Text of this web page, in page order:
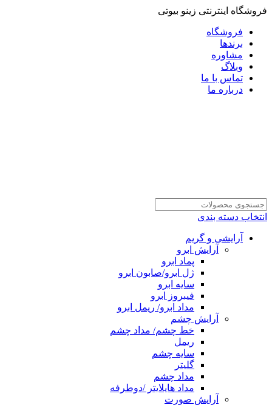
فروشگاه اینترنتی زینو بیوتی
فروشگاه
برندها
مشاوره
وبلاگ
تماس با ما
درباره ما
انتخاب دسته بندی
آرایشی و گریم
آرایش ابرو
پماد ابرو
ژل ابرو/صابون ابرو
سایه ابرو
فیبروز ابرو
مداد ابرو/ ریمل ابرو
آرایش چشم
خط چشم/ مداد چشم
ریمل
سایه چشم
گلیتر
مداد چشم
مداد هایلایتر /دوطرفه
آرایش صورت